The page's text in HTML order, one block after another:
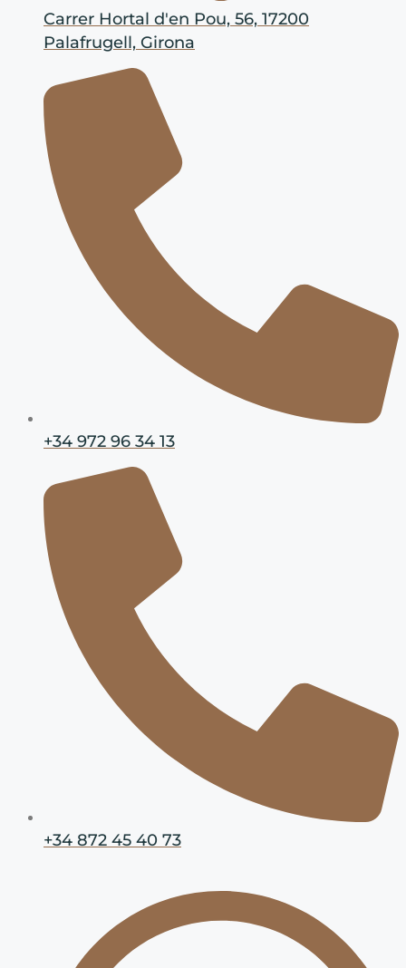
Carrer Hortal d'en Pou, 56, 17200
Palafrugell, Girona
+34 972 96 34 13
+34 872 45 40 73